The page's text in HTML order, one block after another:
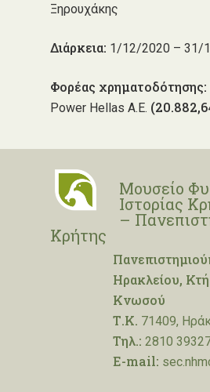
Ξηρουχάκης
Διάρκεια: 1/12/2020 – 31/
Φορέας χρηματοδότησης:
Power Hellas Α.Ε.
Μουσείο
Ιστορίας
–
Κρήτης
Ηρακλείου,
Κνωσού
Τ.Κ. 71409,
Τηλ.: 2810
E-mail: